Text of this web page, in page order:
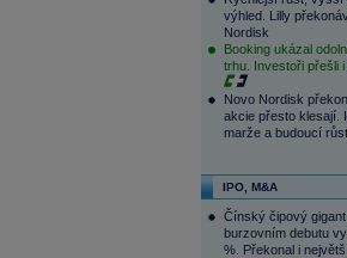
výhled. Lilly
Nordisk
Booking ukázal
trhu. Investoři přešli
Novo Nordisk
akcie přesto klesají.
marže a budoucí růst
IPO, M&A
Čínský čipový
burzovním debutu
%. Překonal i